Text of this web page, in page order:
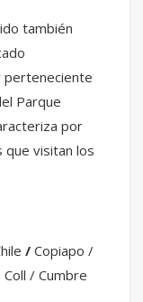
también
perteneciente
Parque
por
que visitan los
/ Copiapo /
/ Cumbre